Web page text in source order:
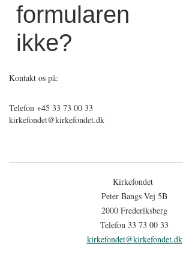
formularen
ikke?
Kontakt os på:
Telefon +45 33 73 00 33
kirkefondet@kirkefondet.dk
Kirkefondet
Peter Bangs Vej 5B
2000 Frederiksberg
Telefon 33 73 00 33
kirkefondet@kirkefondet.dk